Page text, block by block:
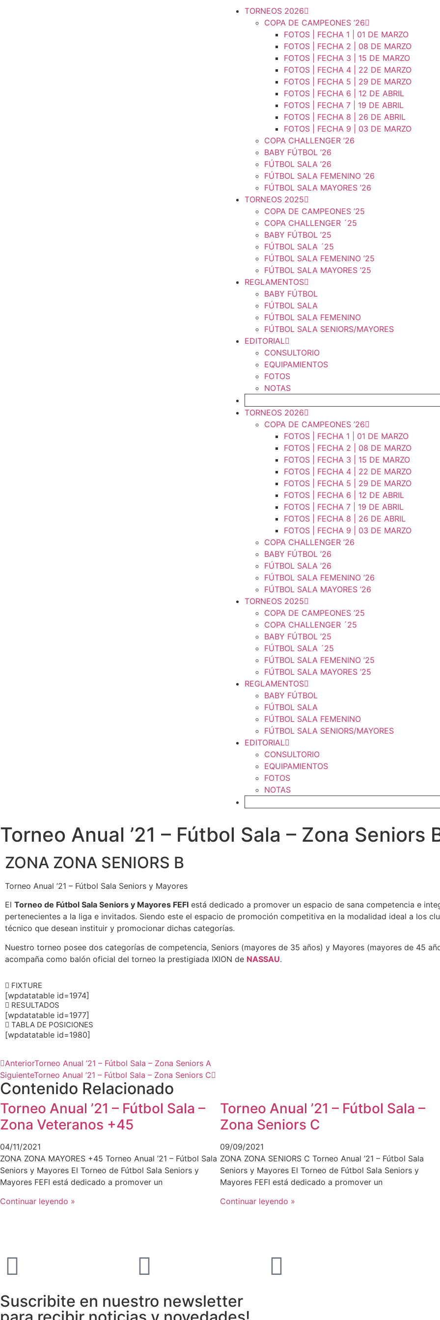
TORNEOS 2026
COPA DE CAMPEONES ’26
FOTOS | FECHA 1 | 01 DE MARZO
FOTOS | FECHA 2 | 08 DE MARZO
FOTOS | FECHA 3 | 15 DE MARZO
FOTOS | FECHA 4 | 22 DE MARZO
FOTOS | FECHA 5 | 29 DE MARZO
FOTOS | FECHA 6 | 12 DE ABRIL
FOTOS | FECHA 7 | 19 DE ABRIL
FOTOS | FECHA 8 | 26 DE ABRIL
FOTOS | FECHA 9 | 03 DE MARZO
COPA CHALLENGER ’26
BABY FÚTBOL ’26
FÚTBOL SALA ’26
FÚTBOL SALA FEMENINO ’26
FÚTBOL SALA MAYORES ’26
TORNEOS 2025
COPA DE CAMPEONES ’25
COPA CHALLENGER ´25
BABY FÚTBOL ’25
FÚTBOL SALA ´25
FÚTBOL SALA FEMENINO ’25
FÚTBOL SALA MAYORES ’25
REGLAMENTOS
BABY FÚTBOL
FÚTBOL SALA
FÚTBOL SALA FEMENINO
FÚTBOL SALA SENIORS/MAYORES
EDITORIAL
CONSULTORIO
EQUIPAMIENTOS
FOTOS
NOTAS
TORNEOS 2026
COPA DE CAMPEONES ’26
FOTOS | FECHA 1 | 01 DE MARZO
FOTOS | FECHA 2 | 08 DE MARZO
FOTOS | FECHA 3 | 15 DE MARZO
FOTOS | FECHA 4 | 22 DE MARZO
FOTOS | FECHA 5 | 29 DE MARZO
FOTOS | FECHA 6 | 12 DE ABRIL
FOTOS | FECHA 7 | 19 DE ABRIL
FOTOS | FECHA 8 | 26 DE ABRIL
FOTOS | FECHA 9 | 03 DE MARZO
COPA CHALLENGER ’26
BABY FÚTBOL ’26
FÚTBOL SALA ’26
FÚTBOL SALA FEMENINO ’26
FÚTBOL SALA MAYORES ’26
TORNEOS 2025
COPA DE CAMPEONES ’25
COPA CHALLENGER ´25
BABY FÚTBOL ’25
FÚTBOL SALA ´25
FÚTBOL SALA FEMENINO ’25
FÚTBOL SALA MAYORES ’25
REGLAMENTOS
BABY FÚTBOL
FÚTBOL SALA
FÚTBOL SALA FEMENINO
FÚTBOL SALA SENIORS/MAYORES
EDITORIAL
CONSULTORIO
EQUIPAMIENTOS
FOTOS
NOTAS
Torneo Anual ’21 – Fútbol Sala – Zona Seniors
ZONA ZONA SENIORS B
Torneo Anual ’21 – Fútbol Sala Seniors y Mayores
El Torneo de Fútbol Sala Seniors y Mayores FEFI está dedicado a promover un espacio de sana competencia e
pertenecientes a la liga e invitados. Siendo este el espacio de promoción competitiva en la modalidad ideal a los
técnico que desean instituir y promocionar dichas categorías.
Nuestro torneo posee dos categorías de competencia, Seniors (mayores de 35 años) y Mayores (mayores de 45
acompaña como balón oficial del torneo la prestigiada IXION de NASSAU.
FIXTURE
[wpdatatable id=1974]
RESULTADOS
[wpdatatable id=1977]
TABLA DE POSICIONES
[wpdatatable id=1980]
AnteriorTorneo Anual ’21 – Fútbol Sala – Zona Seniors A
SiguienteTorneo Anual ’21 – Fútbol Sala – Zona Seniors C
Contenido Relacionado
Torneo Anual ’21 – Fútbol Sala –
Zona Veteranos +45
04/11/2021
ZONA ZONA MAYORES +45 Torneo Anual ’21 – Fútbol Sala
Seniors y Mayores El Torneo de Fútbol Sala Seniors y
Mayores FEFI está dedicado a promover un
Continuar leyendo »
Torneo Anual ’21 – Fútbol Sala –
Zona Seniors C
09/09/2021
ZONA ZONA SENIORS C Torneo Anual ’21 – Fútbol Sala
Seniors y Mayores El Torneo de Fútbol Sala Seniors y
Mayores FEFI está dedicado a promover un
Continuar leyendo »
Suscribite en nuestro newsletter